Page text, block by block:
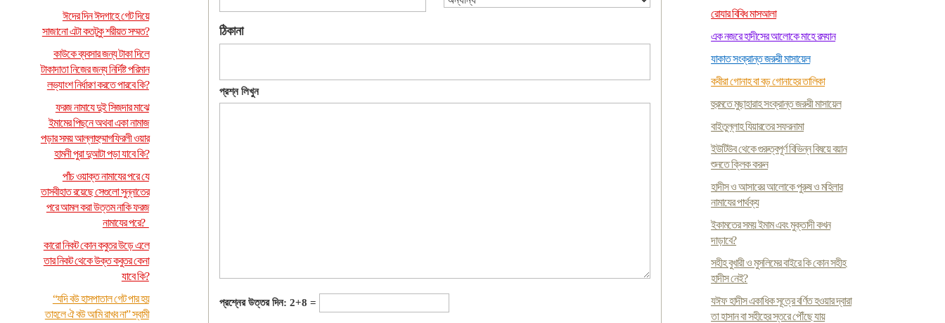
ঈদের দিন ঈদগাহে গেট দিয়ে
সাজানো এটা কতটুকু শরীয়ত সম্মত?
কাউকে ব্যবসার জন্য টাকা দিলে
টাকাদাতা নিজের জন্য নির্দিষ্ট পরিমান
লভ্যাংশ নির্ধারণ করতে পারবে কি?
ফরজ নামাযে দুই সিজদার মাঝে
ইমামের পিছনে অথবা একা নামাজ
পড়ার সময় আল্লাহুম্মাগফিরলী ওয়ার
হামনী পুরা দুআটা পড়া যাবে কি?
পাঁচ ওয়াক্ত নামাযের পরে যে
তাসবীহাত রয়েছে সেগুলো সুন্নাতের
পরে আমল করা উত্তম নাকি ফরজ
নামাযের পরে?
কারো নিকট কোন কবুতর উড়ে এলে
তার নিকট থেকে উক্ত কবুতর কেনা
যাবে কি?
“যদি বউ হাসপাতাল গেট পার হয়
তাহলে ঐ বউ আমি রাখব না” স্বামী
ঠিকানা
প্রশ্ন লিখুন
প্রশ্নের উত্তর দিন: 2+8 =
রোযার বিবিধ মাসআলা
এক নজরে হাদীসের আলোকে মাহে রমযান
যাকাত সংক্রান্ত জরুরী মাসায়েল
কবীরা গোনাহ বা বড় গোনাহের তালিকা
হুরমতে মুছাহারাহ সংক্রান্ত জরুরী মাসায়েল
বাইতুল্লাহ যিয়ারতের সফরনামা
ইউটিউব থেকে গুরুত্বপূর্ণ বিভিন্ন বিষয়ে বয়ান
শুনতে ক্লিক করুন
হাদীস ও আসারের আলোকে পুরুষ ও মহিলার
নামাযের পার্থক্য
ইকামতের সময় ইমাম এবং মুক্তাদী কখন
দাড়াবে?
সহীহ বুখারী ও মুসলিমের বাইরে কি কোন সহীহ
হাদীস নেই?
যঈফ হাদীস একাধিক সূত্রে বর্ণিত হওয়ার দ্বারা
তা হাসান বা সহীহের স্তরে পৌঁছে যায়